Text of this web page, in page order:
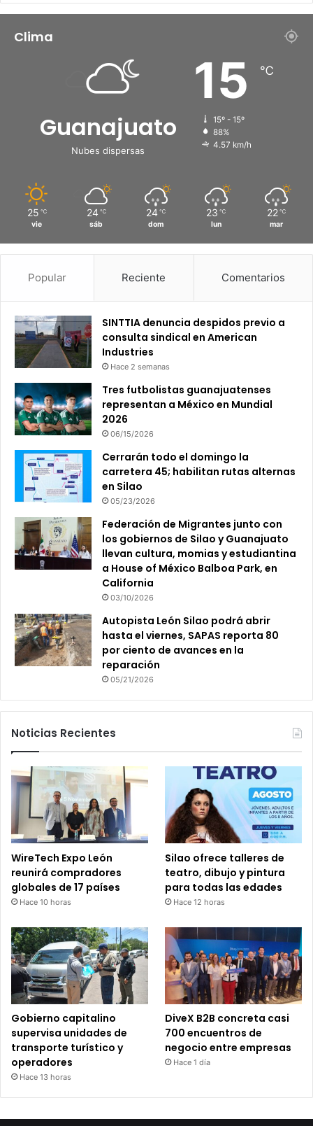
Clima
Guanajuato
Nubes dispersas
15 ℃
15º - 15º
88%
4.57 km/h
25 ℃
vie
24 ℃
sáb
24 ℃
dom
23 ℃
lun
22 ℃
mar
Popular Reciente Comentarios
SINTTIA denuncia despidos previo a
consulta sindical en American
Industries
Hace 2 semanas
Tres futbolistas guanajuatenses
representan a México en Mundial
2026
06/15/2026
Cerrarán todo el domingo la
carretera 45; habilitan rutas alternas
en Silao
05/23/2026
Federación de Migrantes junto con
los gobiernos de Silao y Guanajuato
llevan cultura, momias y estudiantina
a House of México Balboa Park, en
California
03/10/2026
Autopista León Silao podrá abrir
hasta el viernes, SAPAS reporta 80
por ciento de avances en la
reparación
05/21/2026
Noticias Recientes
WireTech Expo León
reunirá compradores
globales de 17 países
Hace 10 horas
Silao ofrece talleres de
teatro, dibujo y pintura
para todas las edades
Hace 12 horas
Gobierno capitalino
supervisa unidades de
transporte turístico y
operadores
Hace 13 horas
DiveX B2B concreta casi
700 encuentros de
negocio entre empresas
Hace 1 día